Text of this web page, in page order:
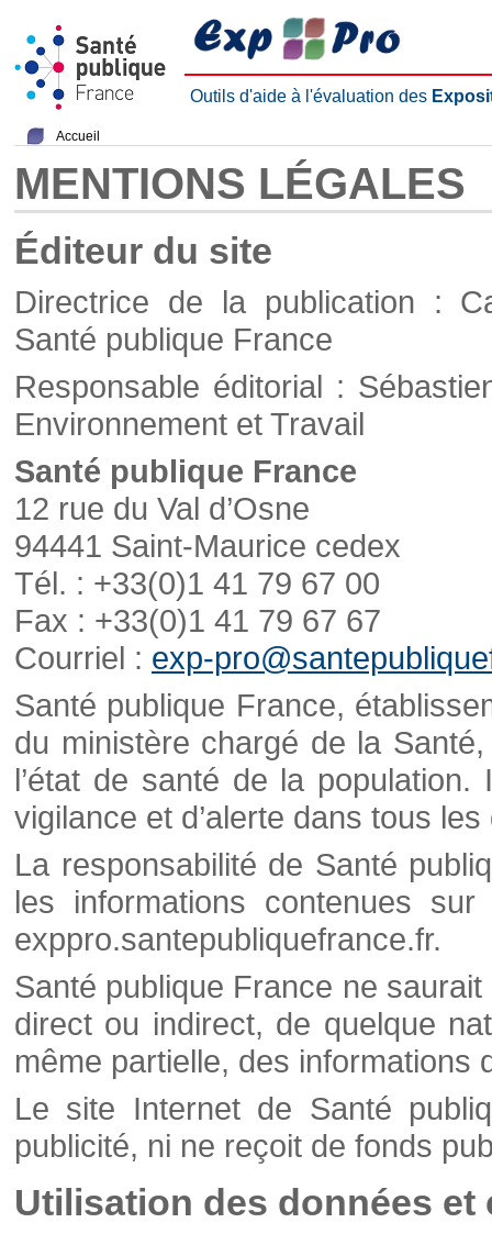
Outils d'aide à l'évaluation des
Accueil
MENTIONS LÉGALES
Éditeur du site
Directrice de la publication :
Santé publique France
Responsable éditorial :
Environnement et Travail
Santé publique France
12 rue du Val d’Osne
94441 Saint-Maurice cedex
Tél. : +33(0)1 41 79 67 00
Fax : +33(0)1 41 79 67 67
Courriel : exp-
Santé publique France,
du ministère chargé de la
l’état de santé de la
vigilance et d’alerte dans tous
La responsabilité de Santé
les informations contenues
exppro.santepubliquefrance.fr.
Santé publique France ne
direct ou indirect, de quelque
même partielle, des informations
Le site Internet de Santé
publicité, ni ne reçoit de fonds
Utilisation des données et